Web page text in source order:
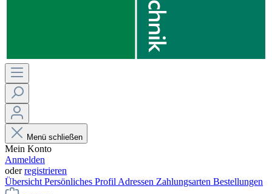
Menü schließen
Mein Konto
Anmelden
oderregistrieren
Übersicht Persönliches Profil Adressen Zahlungsarten Bestellungen